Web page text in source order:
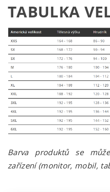
TABULKA
Barva produktů se
zařízení (monitor, mobil,